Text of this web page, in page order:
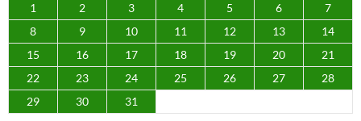
1
2 3 4 5 6
7
8
9 10 11 12 13
14
15
16 17 18 19 20
21
22
23 24 25 26 27
28
29
30
31